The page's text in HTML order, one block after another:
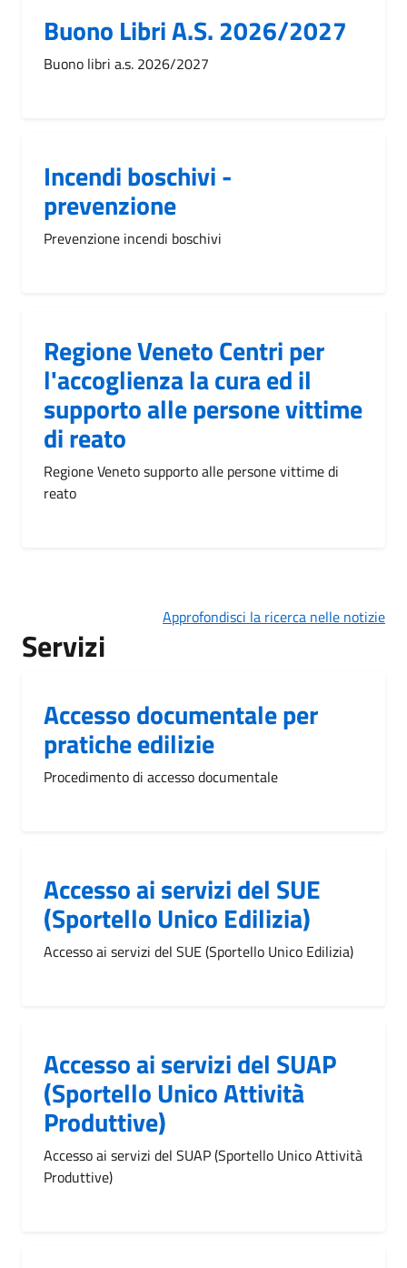
Buono Libri A.S. 2026/2027
Buono libri a.s. 2026/2027
Incendi boschivi -
prevenzione
Prevenzione incendi boschivi
Regione Veneto Centri per
l'accoglienza la cura ed il
supporto alle persone vittime
di reato
Regione Veneto supporto alle persone vittime di
reato
Approfondisci la ricerca nelle notizie
Servizi
Accesso documentale per
pratiche edilizie
Procedimento di accesso documentale
Accesso ai servizi del SUE
(Sportello Unico Edilizia)
Accesso ai servizi del SUE (Sportello Unico Edilizia)
Accesso ai servizi del SUAP
(Sportello Unico Attività
Produttive)
Accesso ai servizi del SUAP (Sportello Unico Attività
Produttive)